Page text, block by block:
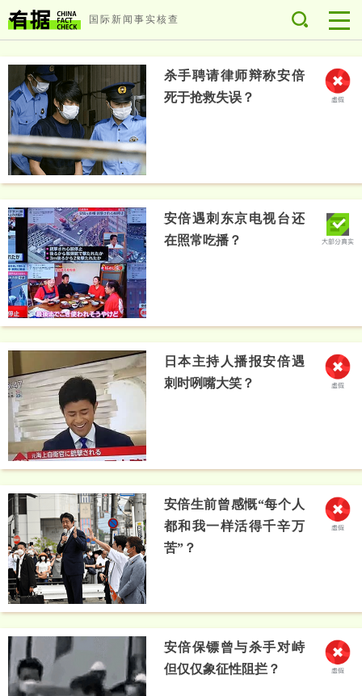
国际新闻事实核查
杀手聘请律师辩称安倍
死于抢救失误？
安倍遇刺东京电视台还
在照常吃播？
日本主持人播报安倍遇
刺时咧嘴大笑？
安倍生前曾感慨“每个人
都和我一样活得千辛万
苦”？
安倍保镖曾与杀手对峙
但仅仅象征性阻拦？